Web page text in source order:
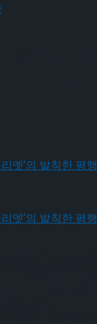
엣’의 발칙한
승”… 피
주니어
겨 주니어 그랑프